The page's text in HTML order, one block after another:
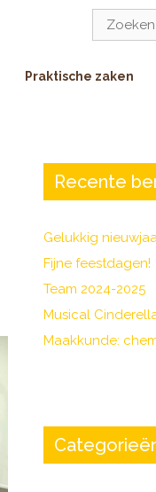
Zoek
naar:
Praktische zaken
Recente
Gelukkig
Fijne feestdagen!
Team 2024-2025
Musical
Maakkunde: